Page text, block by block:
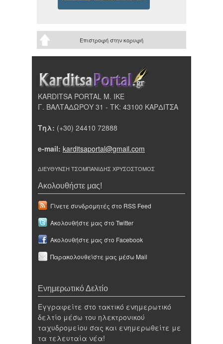
Επιστροφή στην κορυφή
KARDITSA PORTAL Μ. ΙΚΕ
Γ. ΒΑΛΤΑΔΩΡΟΥ 31 - ΤΚ: 43100 ΚΑΡΔΙΤΣΑ
Τηλ: (+30) 24410 72888
e-mail: karditsaportal@gmail.com
ΔΙΕΥΘΥΝΣΗ ΤΣΟΜΠΑΝΙΔΗΣ ΧΡΥΣΟΣΤΟΜΟΣ
Ακολουθήστε μας!
Γίνετε συνδρομητές στο RSS Feed
Ακολουθήστε μας στο Twitter
Ακολουθήστε μας στο Facebook
Παρακολουθείστε μας μέσω Mail
Ενημερωτικό Δελτίο
Εγγραφείτε στο τακτικό ενημερωτικό
δελτίο μέσω του ηλεκτρονικού
ταχυδρομείου σας και ενημερωθείτε με
τα τελευταία νέα!